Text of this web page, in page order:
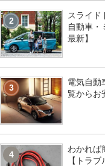
2
スライド
自動車・
最新】
3
電気自動
覧からお
4
わかれ
【トラ